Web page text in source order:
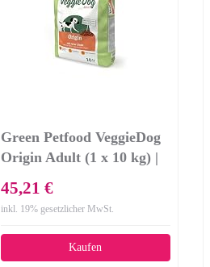
Green Petfood VeggieDog
Origin Adult (1 x 10 kg) |
glutenfreies Hundefutter
mit roter Linse |
nachhaltiges Trockenfutter
für ausgewachsene Hunde
45,21 €
inkl. 19% gesetzlicher MwSt.
Kaufen